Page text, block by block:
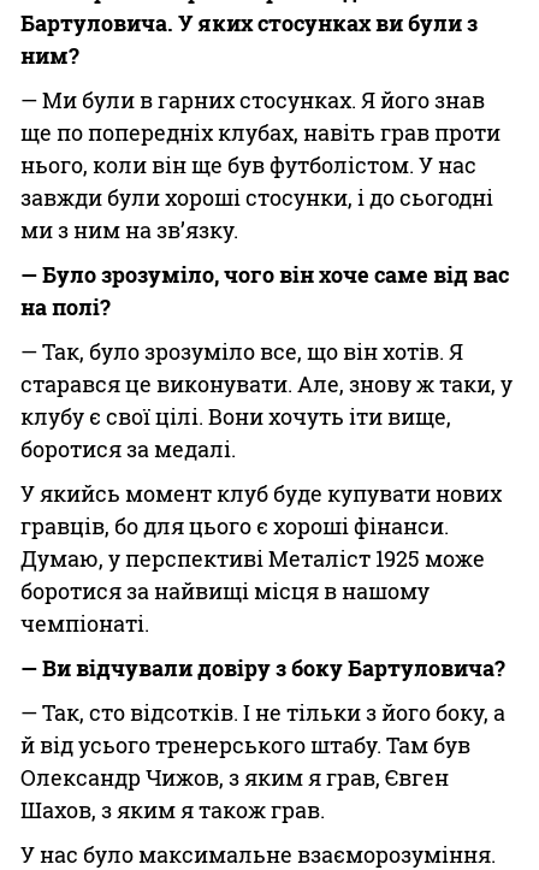
Бартуловича. У яких стосунках ви були з
ним?
— Ми були в гарних стосунках. Я його знав
ще по попередніх клубах, навіть грав проти
нього, коли він ще був футболістом. У нас
завжди були хороші стосунки, і до сьогодні
ми з ним на зв’язку.
— Було зрозуміло, чого він хоче саме від вас
на полі?
— Так, було зрозуміло все, що він хотів. Я
старався це виконувати. Але, знову ж таки, у
клубу є свої цілі. Вони хочуть іти вище,
боротися за медалі.
У якийсь момент клуб буде купувати нових
гравців, бо для цього є хороші фінанси.
Думаю, у перспективі Металіст 1925 може
боротися за найвищі місця в нашому
чемпіонаті.
— Ви відчували довіру з боку Бартуловича?
— Так, сто відсотків. І не тільки з його боку, а
й від усього тренерського штабу. Там був
Олександр Чижов, з яким я грав, Євген
Шахов, з яким я також грав.
У нас було максимальне взаєморозуміння.